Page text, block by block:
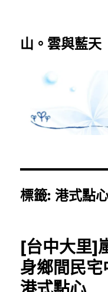
山。雲與藍天
標籤:港式點
[台中大里]
身鄉間民宅